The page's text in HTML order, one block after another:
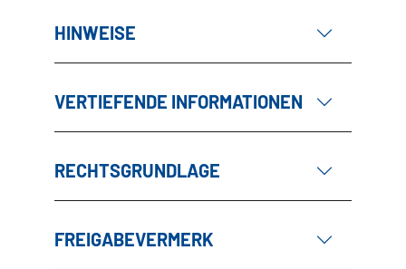
HINWEISE
VERTIEFENDE INFORMATIONEN
RECHTSGRUNDLAGE
FREIGABEVERMERK